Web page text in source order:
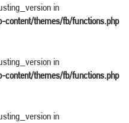
in
themes/fb/functions.php
in
themes/fb/functions.php
in